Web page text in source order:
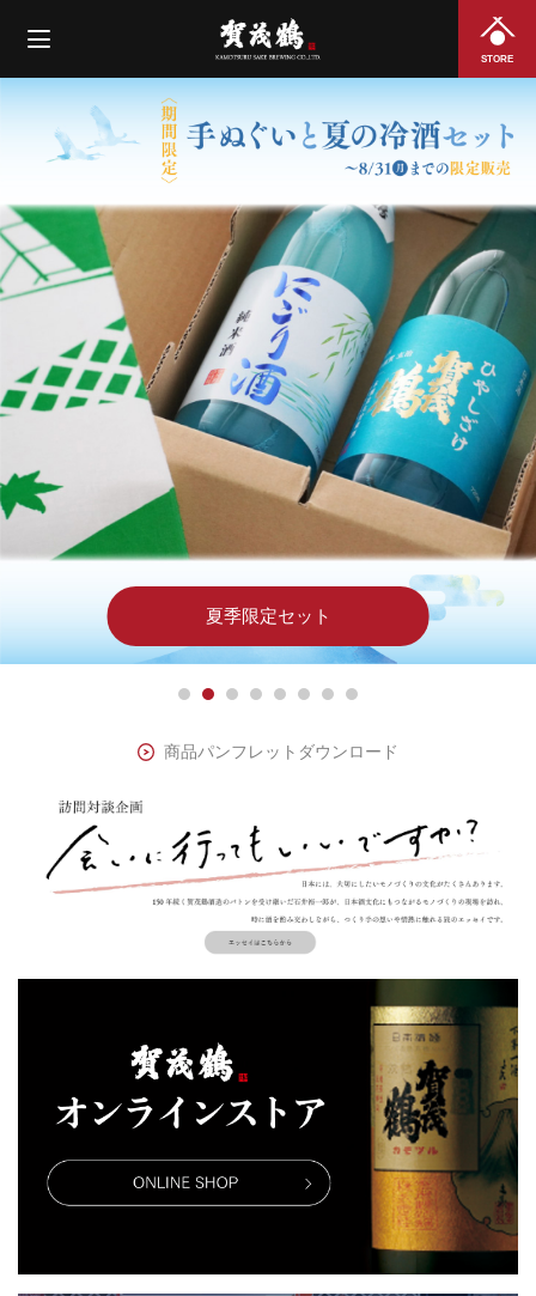
STORE
数量限定販売
夏季限定セット
大吟醸＆純米大吟醸
新しい蔵元限定酒
吟醸＆純米吟醸
【龍が如く】日本酒コラボ第三
弾
おすすめのギフトはこちら…
詳しくはこちら…
商品パンフレットダウンロード